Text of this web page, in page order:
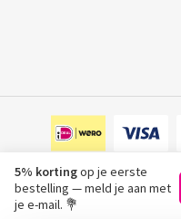
5% kortingop je eerste
bestelling — meld je aan met
je e-mail. 💐